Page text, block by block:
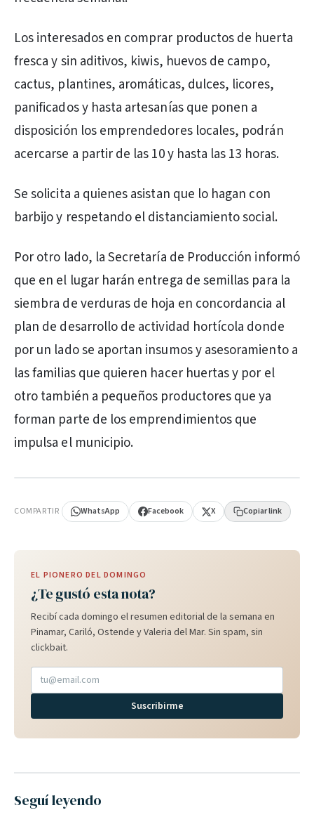
Los interesados en comprar productos de huerta
fresca y sin aditivos, kiwis, huevos de campo,
cactus, plantines, aromáticas, dulces, licores,
panificados y hasta artesanías que ponen a
disposición los emprendedores locales, podrán
acercarse a partir de las 10 y hasta las 13 horas.
Se solicita a quienes asistan que lo hagan con
barbijo y respetando el distanciamiento social.
Por otro lado, la Secretaría de Producción informó
que en el lugar harán entrega de semillas para la
siembra de verduras de hoja en concordancia al
plan de desarrollo de actividad hortícola donde
por un lado se aportan insumos y asesoramiento a
las familias que quieren hacer huertas y por el
otro también a pequeños productores que ya
forman parte de los emprendimientos que
impulsa el municipio.
COMPARTIR WhatsApp Facebook X Copiar link
EL PIONERO DEL DOMINGO
¿Te gustó esta nota?
Recibí cada domingo el resumen editorial de la semana en
Pinamar, Cariló, Ostende y Valeria del Mar. Sin spam, sin
clickbait.
Suscribirme
Seguí leyendo